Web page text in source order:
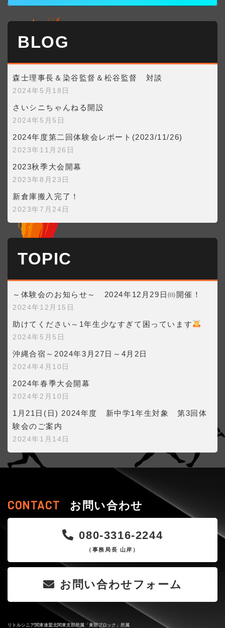
BLOG
森士理事長＆染谷監督＆松谷監督 対談
2024年5月18日
さいシニちゃんねる開設
2024年5月5日
2024年度第二回体験会レポート(2023/11/26)
2023年11月26日
2023秋季大会開幕
2023年8月23日
新倉庫搬入完了！
2023年7月24日
TOPIC
～体験会のお知らせ～ 2024年12月29日㈰開催！
2024年12月15日
助けてください～1年生少なすぎて困っています
2024年5月5日
沖縄合宿～2024年3月27日～4月2日
2024年4月10日
2024年春季大会開幕
2024年2月10日
1月21日(日) 2024年度 新中学1年生対象 第3回体
験会のご案内
2024年1月14日
CONTACT お問い合わせ
080-3316-2244
（事務局長 山岸）
お問い合わせフォーム